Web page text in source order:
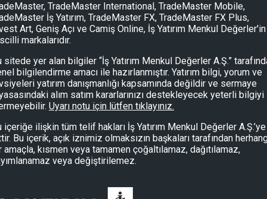
TradeMaster International, TradeMaster Mobile,
İş Yatırım, TradeMaster FX, TradeMaster FX Plus,
Art, Geniş Açı ve Camiş Online, İş Yatırım Menkul Değerler'in
markalarıdır.
sitede yer alan bilgiler “İş Yatırım Menkul Değerler A.Ş.”
bilgilendirme amacı ile hazırlanmıştır. Yatırım bilgi, yorum ve
yatırım danışmanlığı kapsamında değildir ve sermaye
alım satım kararlarınızı destekleyecek yeterli bilgiyi
Uyarı notu için lütfen tıklayınız.
içeriğe ilişkin tüm telif hakları İş Yatırım Menkul Değerler A.Ş.’ye
Bu içerik, açık iznimiz olmaksızın başkaları tarafından
amaçla, kısmen veya tamamen çoğaltılamaz, dağıtılamaz,
veya değiştirilemez.